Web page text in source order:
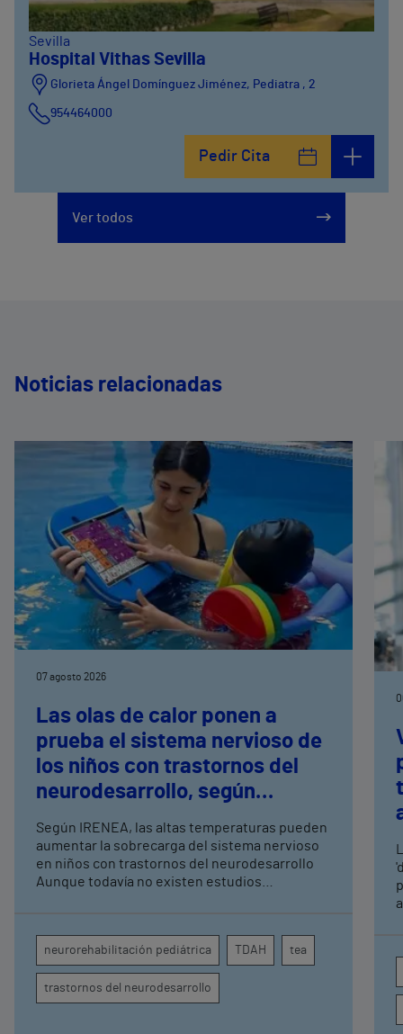
Sevilla
Hospital Vithas Sevilla
Glorieta Ángel Domínguez Jiménez, Pediatra , 2
954464000
Pedir Cita
Ver todos
Noticias relacionadas
07 agosto 2026
Las olas de calor ponen a
prueba el sistema nervioso de
los niños con trastornos del
neurodesarrollo, según
neurorrehabilitación
pediátrica de Vithas
Según IRENEA, las altas temperaturas pueden
aumentar la sobrecarga del sistema nervioso
en niños con trastornos del neurodesarrollo
Aunque todavía no existen estudios
atención, la regulación emocional y la
conducta
neurorehabilitación pediátrica TDAH tea
trastornos del neurodesarrollo